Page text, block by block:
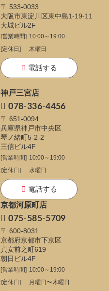
〒 533-0033
大阪市東淀川区東中島1-19-11
大城ビル2F
[営業時間] 10:00～19:00
[定休日]
木曜日
電話する
神戸三宮店
078-336-4456
〒 651-0094
兵庫県神戸市中央区
琴ノ緒町5-2-2
三信ビル4F
[営業時間] 10:00～19:00
[定休日]
水曜日
電話する
京都河原町店
075-585-5709
〒 600-8031
京都府京都市下京区
貞安前之町619
朝日ビル4F
[営業時間] 10:00～19:00
[定休日]
月曜日〜木曜日